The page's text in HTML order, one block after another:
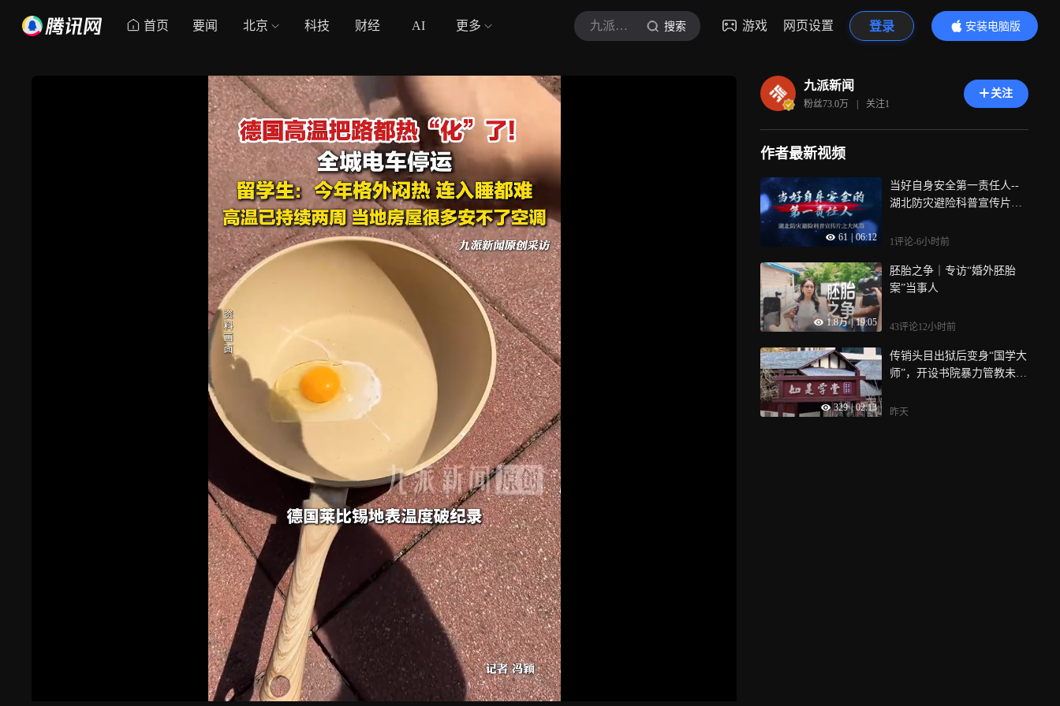
首页 要闻 北京 科技 财经 AI 更多 九派新闻 搜索 游戏 网页设置 登录
安装电脑版
内容更精彩
九派新闻
粉丝73.0万 | 关注1
关注
作者最新视频
61 06:12
当好自身安全第一责任人--
湖北防灾避险科普宣传片之
1评论-6小时前
1.8万 | 19:05
胚胎之争｜专访“婚外胚胎
案”当事人
43评论12小时前
329 | 02:13
传销头目出狱后变身“国学大
师”，开设书院暴力管教未成
昨天